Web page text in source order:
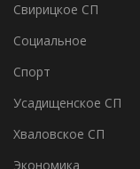
Свирицкое СП
Социальное
Спорт
Усадищенское СП
Хваловское СП
Экономика